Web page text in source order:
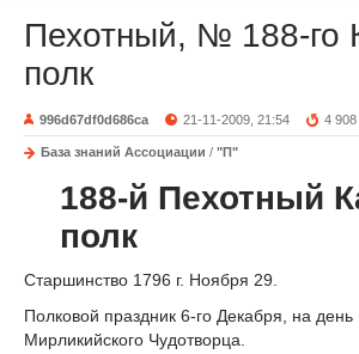
Пехотный, № 188-го
полк
996d67df0d686ca 21-11-2009, 21:54 4 908
База знаний Ассоциации / "П"
188-й Пехотный
полк
Старшинство 1796 г. Ноября 29.
Полковой праздник 6-го Декабря, на день
Мирликийского Чудотворца.